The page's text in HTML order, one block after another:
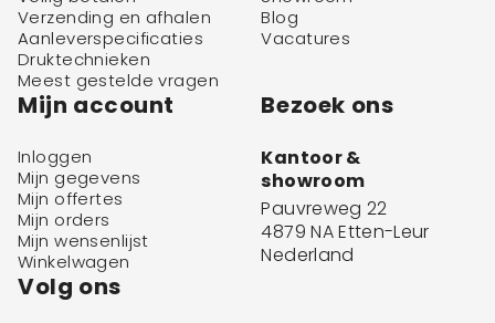
Verzending en afhalen
Aanleverspecificaties
Druktechnieken
Meest gestelde vragen
Blog
Vacatures
Mijn account
Inloggen
Mijn gegevens
Mijn offertes
Mijn orders
Mijn wensenlijst
Winkelwagen
Bezoek ons
Kantoor &
showroom
Pauvreweg 22
4879 NA Etten-Leur
Nederland
Volg ons